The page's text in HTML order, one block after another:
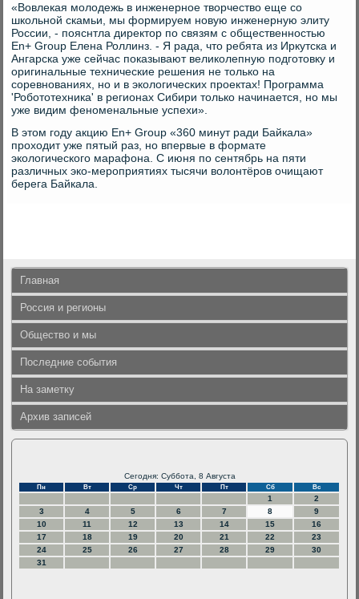
«Вовлекая молодежь в инженерное творчество еще со
школьной скамьи, мы формируем новую инженерную элиту
России, - пояснтла директор по связям с общественностью
En+ Group Елена Роллинз. - Я рада, что ребята из Иркутска и
Ангарска уже сейчас показывают великолепную подготовку и
оригинальные технические решения не только на
соревнованиях, но и в экологических проектах! Программа
'Робототехника' в регионах Сибири только начинается, но мы
уже видим феноменальные успехи».
В этом году акцию En+ Group «360 минут ради Байкала»
проходит уже пятый раз, но впервые в формате
экологического марафона. С июня по сентябрь на пяти
различных эко-мероприятиях тысячи волонтёров очищают
берега Байкала.
Главная
Россия и регионы
Общество и мы
Последние события
На заметку
Архив записей
Сегодня: Суббота, 8 Августа
Пн Вт Ср Чт Пт Сб Вс
1
2
3
4 5 6 7 8
9
10
11 12 13 14 15
16
17
18 19 20 21 22
23
24
25 26 27 28 29
30
31